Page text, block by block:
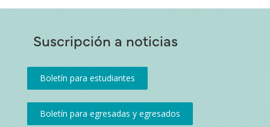
Suscripción a noticias